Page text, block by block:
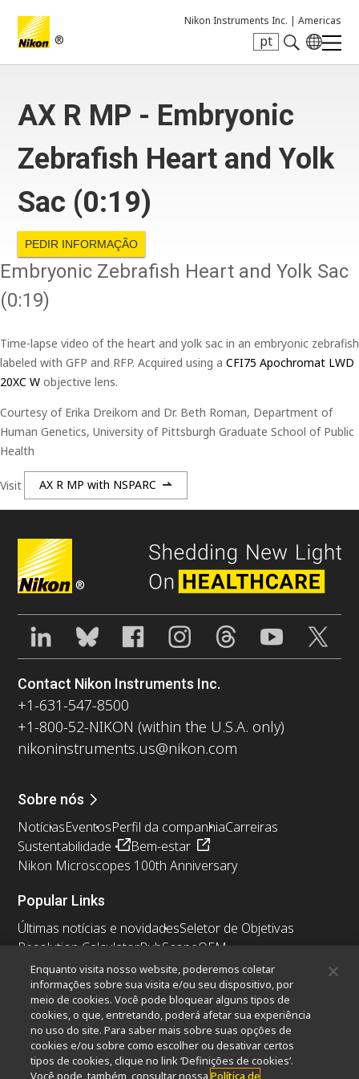
®
Nikon Instruments Inc. | Americas
pt
AX R MP - Embryonic
Zebrafish Heart and Yolk
Sac (0:19)
PEDIR INFORMAÇÃO
Embryonic Zebrafish Heart and Yolk Sac
(0:19)
Time-lapse video of the heart and yolk sac in an embryonic zebrafish
labeled with GFP and RFP. Acquired using a CFI75 Apochromat LWD
20XC W objective lens.
Courtesy of Erika Dreikorn and Dr. Beth Roman, Department of
Human Genetics, University of Pittsburgh Graduate School of Public
Health
Visit AX R MP with NSPARC
®
Contact Nikon Instruments Inc.
+1-631-547-8500
+1-800-52-NIKON (within the U.S.A. only)
nikoninstruments.us@nikon.com
Sobre nós
NotíciasEventosPerfil da companhiaCarreiras
Sustentabilidade
Bem-estar
Nikon Microscopes 100th Anniversary
Popular Links
Últimas notícias e novidadesSeletor de Objetivas
Resolution CalculatorPubScopeOEM
Nikon Small World
MicroscopyU
Outros produtos Nikon
Produtos de imagem
Microscopia industriais e Metrologia
Sistemas de litografia semicondutores
Enquanto visita nosso website, poderemos coletar
informações sobre sua visita e/ou seu dispositivo, por
meio de cookies. Você pode bloquear alguns tipos de
cookies, o que, entretando, poderá afetar sua experiência
no uso do site. Para saber mais sobre suas opções de
cookies e/ou sobre como escolher ou desativar certos
tipos de cookies, clique no link ‘Definições de cookies’.
Você pode, também, consultar nossaPolítica de